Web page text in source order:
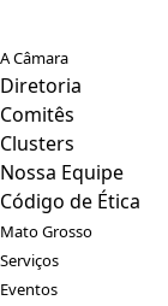
A Câmara
Diretoria
Comitês
Clusters
Nossa Equipe
Código de Ética
Mato Grosso
Serviços
Eventos